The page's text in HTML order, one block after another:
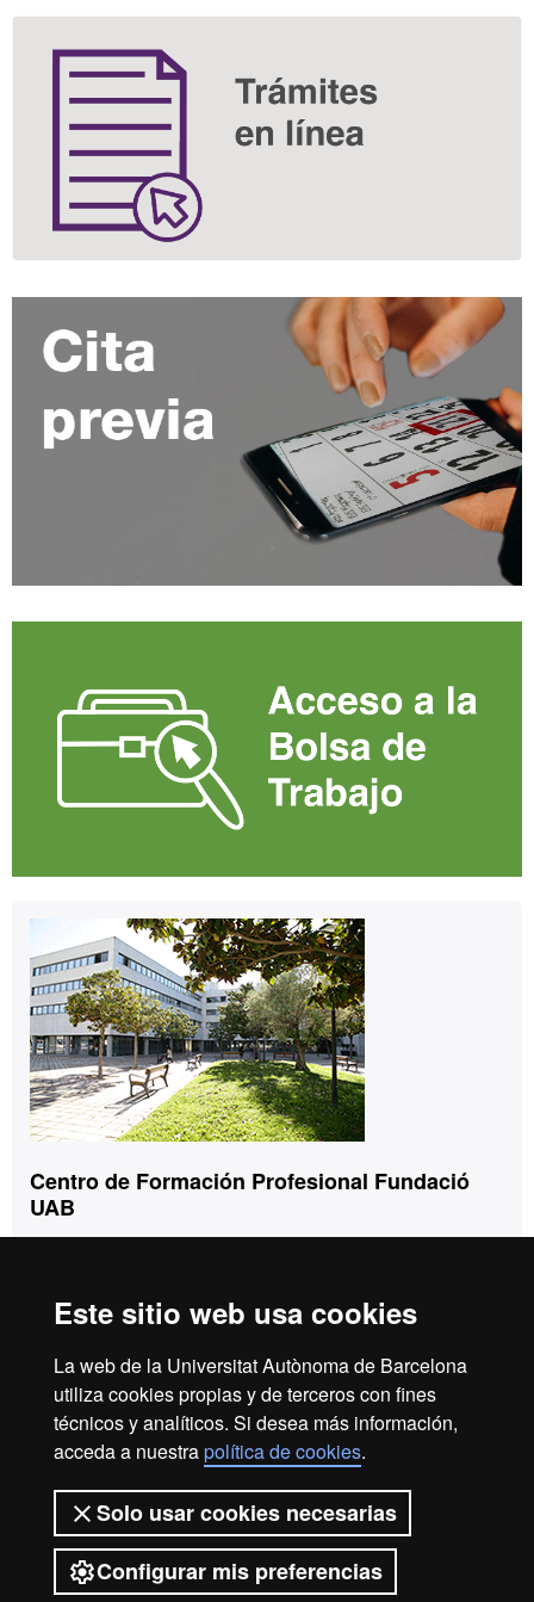
Este sitio web usa cookies
La web de la Universitat Autònoma de Barcelona
utiliza cookies propias y de terceros con fines
técnicos y analíticos. Si desea más información,
acceda a nuestrapolítica de cookies.
Solo usar cookies necesarias
Configurar mis preferencias
Contacto
Centro de Formación Profesional Fundació
UAB
Tel. 93 592 97 10
Edificio Blanco
Campus de la Universitat Autònoma de Barcelona
Reconocimiento internacional de la excelencia
HR